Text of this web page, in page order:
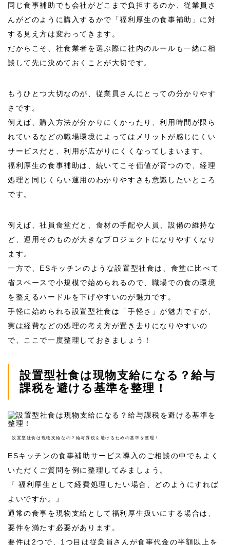
同じ食事補助でも会社がどこまで負担するのか、従業員さ
んがどのように購入するかで「福利厚生の食事補助」に対
する見え方は変わってきます。
だからこそ、社食業者を選ぶ際に社内のルールも一緒に相
談して先に決めておくことが大切です。
もうひとつ大切なのが、従業員さんにとっての分かりやす
さです。
例えば、購入方法が分かりにくかったり、利用時間が限ら
れているなどの職場環境によってはメリットが感じにくい
サービスだと、利用が広がりにくくなってしまいます。
福利厚生の食事補助は、続いてこそ価値が育つので、経理
処理と同じくらい運用のわかりやすさも意識したいところ
です。
例えば、社員食堂だと、食材の手配や人員、設備の維持な
ど、運用そのものが大きなプロジェクトになりやすくなり
ます。
一方で、 ESキッチンのような設置型社食は、食堂に比べて
省スペースで小規模で始められるので、職場での食の環境
を整えるハードルを下げやすいのが魅力です。
手軽に始められる設置型社食は「手軽さ」が魅力ですが、
実は経費などの処理の考え方が置き去りになりやすいの
で、ここで一度整理しておきましょう！
設置型社食は現物支給になる？給与
課税を避ける基準を整理！
設置型社食は現物支給なの？給与課税を避けるための基準を整理！
ESキッチンの食事補助サービス導入のご相談の中でもよく
いただくご質問を例に整理してみましょう。
『 福利厚生として経費処理したい場合、どのようにすれば
よいですか。』
通常の食事を現物支給として福利厚生扱いにする場合は、
要件を満たす必要があります。
要件は2つで、1つ目は従業員さんが食事代金の半額以上を